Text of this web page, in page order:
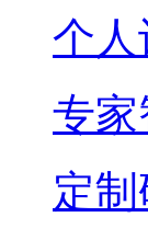
个人
专
定